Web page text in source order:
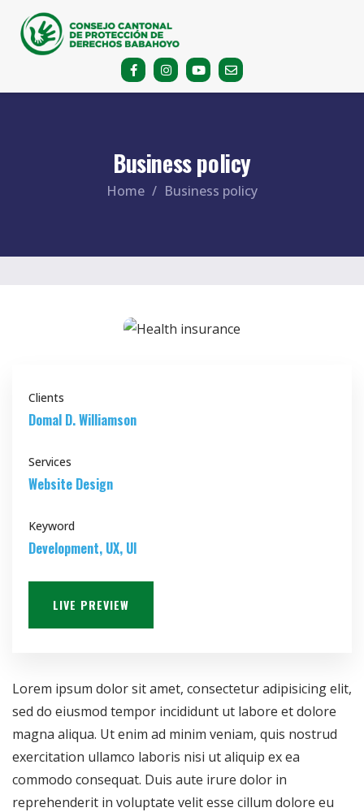
Business policy
Home Business policy
Clients
Domal D. Williamson
Services
Website Design
Keyword
Development, UX, UI
LIVE PREVIEW
Lorem ipsum dolor sit amet, consectetur adipisicing elit,
sed do eiusmod tempor incididunt ut labore et dolore
magna aliqua. Ut enim ad minim veniam, quis nostrud
exercitation ullamco laboris nisi ut aliquip ex ea
commodo consequat. Duis aute irure dolor in
reprehenderit in voluptate velit esse cillum dolore eu